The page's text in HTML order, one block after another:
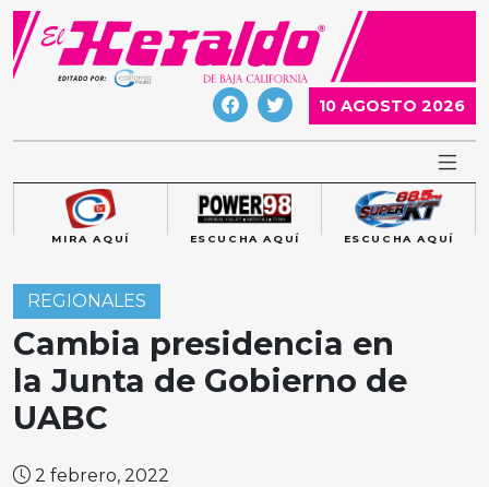
Skip
content
10 AGOSTO 2026
MIRA AQUÍ ESCUCHA AQUÍ ESCUCHA AQUÍ
REGIONALES
Cambia presidencia en
la Junta de Gobierno de
UABC
2 febrero, 2022